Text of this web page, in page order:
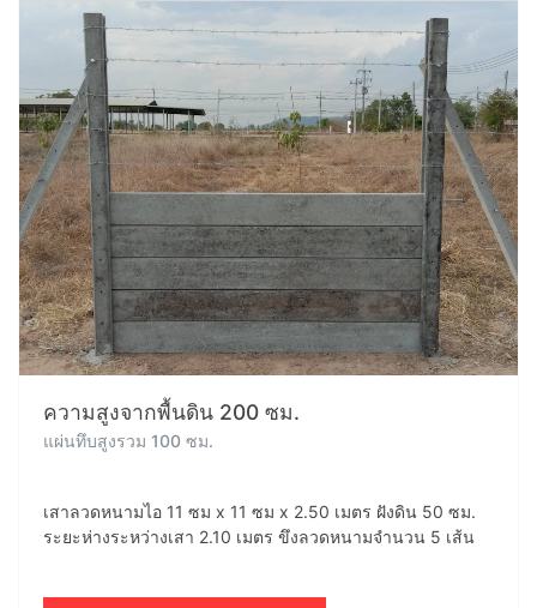
ความสูงจากพื้นดิน 200 ซม.
แผ่นทึบสูงรวม 100 ซม.
เสาลวดหนามไอ 11 ซม x 11 ซม x 2.50 เมตร ฝังดิน 50 ซม.
ระยะห่างระหว่างเสา 2.10 เมตร ขึงลวดหนามจำนวน 5 เส้น